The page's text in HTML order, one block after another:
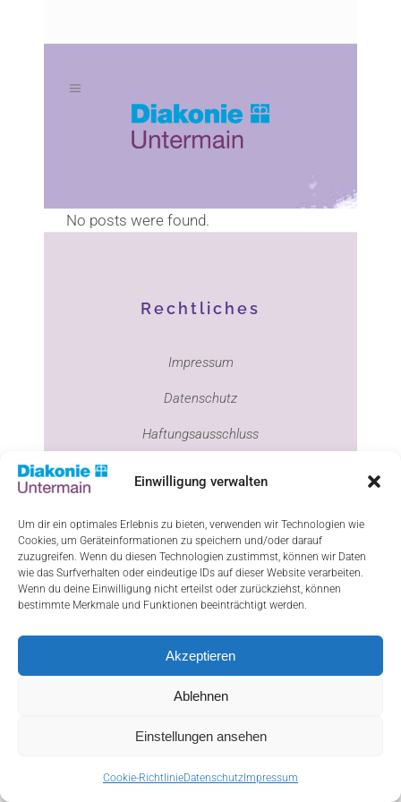
Einwilligung verwalten
Um dir ein optimales Erlebnis zu bieten, verwenden wir Technologien wie
Cookies, um Geräteinformationen zu speichern und/oder darauf
zuzugreifen. Wenn du diesen Technologien zustimmst, können wir Daten
wie das Surfverhalten oder eindeutige IDs auf dieser Website verarbeiten.
Wenn du deine Einwilligung nicht erteilst oder zurückziehst, können
bestimmte Merkmale und Funktionen beeinträchtigt werden.
Akzeptieren
Ablehnen
Einstellungen ansehen
Cookie-RichtlinieDatenschutz Impressum
No posts were found.
Rechtliches
Impressum
Datenschutz
Haftungsausschluss
ResponsiveVoice-NonCommerciallicensed
under